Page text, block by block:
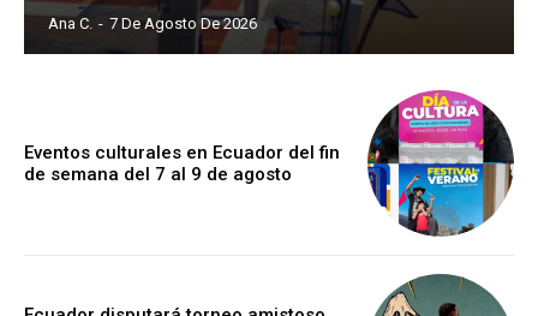
Ana C. - 7 De Agosto De 2026
Eventos culturales en Ecuador del fin
de semana del 7 al 9 de agosto